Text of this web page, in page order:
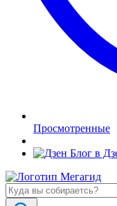
Просмотренные
Блог в